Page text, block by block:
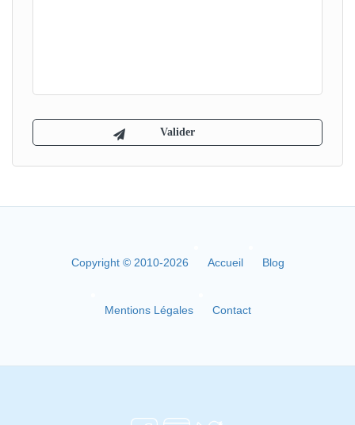
Copyright © 2010-2026 Accueil Blog
Mentions Légales Contact